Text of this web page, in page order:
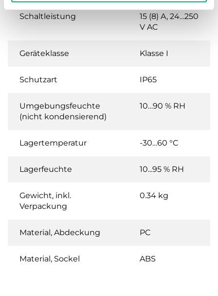
Schaltleistung
15 (8) A, 24…250
V AC
Geräteklasse Klasse I
Schutzart IP65
Umgebungsfeuchte
(nicht kondensierend)
10…90 % RH
Lagertemperatur -30…60 °C
Lagerfeuchte 10...95 % RH
Gewicht, inkl.
Verpackung
0.34 kg
Material, Abdeckung PC
Material, Sockel ABS